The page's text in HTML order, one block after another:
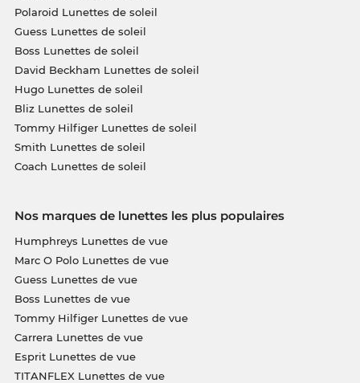
Polaroid Lunettes de soleil
Guess Lunettes de soleil
Boss Lunettes de soleil
David Beckham Lunettes de soleil
Hugo Lunettes de soleil
Bliz Lunettes de soleil
Tommy Hilfiger Lunettes de soleil
Smith Lunettes de soleil
Coach Lunettes de soleil
Nos marques de lunettes les plus populaires
Humphreys Lunettes de vue
Marc O Polo Lunettes de vue
Guess Lunettes de vue
Boss Lunettes de vue
Tommy Hilfiger Lunettes de vue
Carrera Lunettes de vue
Esprit Lunettes de vue
TITANFLEX Lunettes de vue